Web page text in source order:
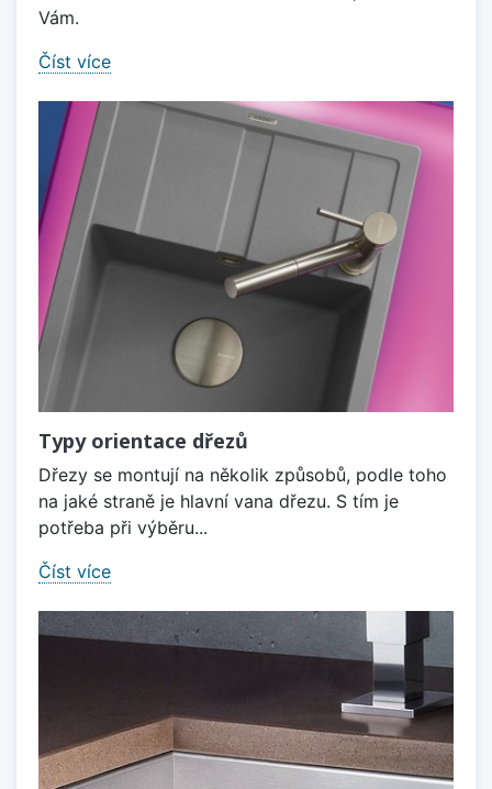
Vám.
Číst více
Typy orientace dřezů
Dřezy se montují na několik způsobů, podle toho
na jaké straně je hlavní vana dřezu. S tím je
potřeba při výběru...
Číst více